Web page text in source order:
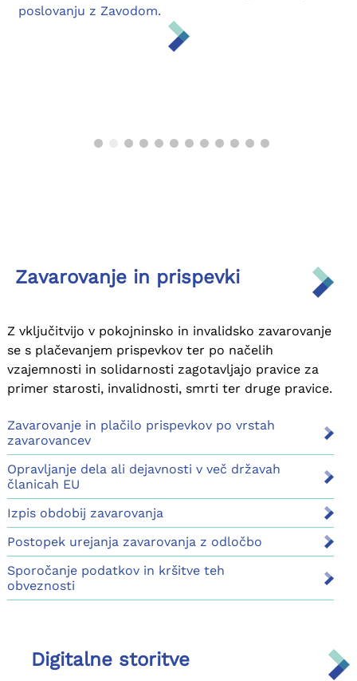
poslovanju z Zavodom.
Zavarovanje in prispevki
Z vključitvijo v pokojninsko in invalidsko zavarovanje
se s plačevanjem prispevkov ter po načelih
vzajemnosti in solidarnosti zagotavljajo pravice za
primer starosti, invalidnosti, smrti ter druge pravice.
Zavarovanje in plačilo prispevkov po vrstah
zavarovancev
Opravljanje dela ali dejavnosti v več državah
članicah EU
Izpis obdobij zavarovanja
Postopek urejanja zavarovanja z odločbo
Sporočanje podatkov in kršitve teh
obveznosti
Digitalne storitve